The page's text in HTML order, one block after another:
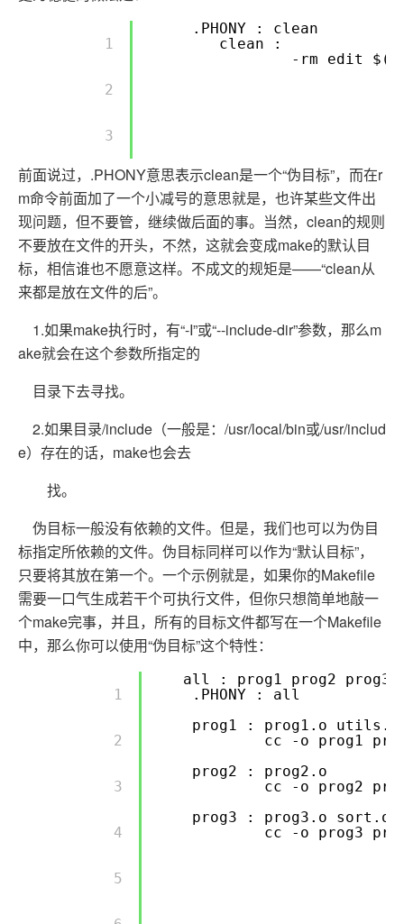
        1
        2
        3
.PHONY : clean
clean :
-rm edit
前面说过，.PHONY意思表示clean是一个“伪目标”，而在r
m命令前面加了一个小减号的意思就是，也许某些文件出
现问题，但不要管，继续做后面的事。当然，clean的规则
不要放在文件的开头，不然，这就会变成make的默认目
标，相信谁也不愿意这样。不成文的规矩是——“clean从
来都是放在文件的后”。
1.如果make执行时，有“-I”或“--include-dir”参数，那么m
ake就会在这个参数所指定的
目录下去寻找。
2.如果目录/include（一般是：/usr/local/bin或/usr/includ
e）存在的话，make也会去
找。
伪目标一般没有依赖的文件。但是，我们也可以为伪目
标指定所依赖的文件。伪目标同样可以作为“默认目标”，
只要将其放在第一个。一个示例就是，如果你的Makefile
需要一口气生成若干个可执行文件，但你只想简单地敲一
个make完事，并且，所有的目标文件都写在一个Makefile
中，那么你可以使用“伪目标”这个特性：
        1
        2
        3
        4
        5
all : prog1 prog2 prog3
.PHONY : all
prog1 : prog1.o utils.o
cc -o prog1
prog2 : prog2.o
cc -o prog2
prog3 : prog3.o
cc -o prog3